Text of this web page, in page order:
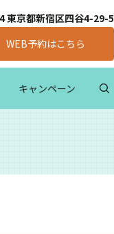
東京都新宿区四谷4-29-5
WEB予約はこちら
キャンペーン